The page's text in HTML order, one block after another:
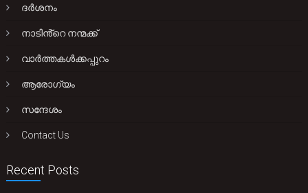
ദർശനം
നാടിൻ്റെ നന്മക്ക്
വാർത്തകൾക്കപ്പുറം
ആരോഗ്യം
സന്ദേശം
Contact Us
Recent Posts